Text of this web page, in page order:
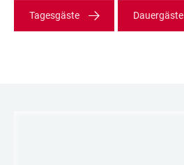
Tagesgäste Dauergäste